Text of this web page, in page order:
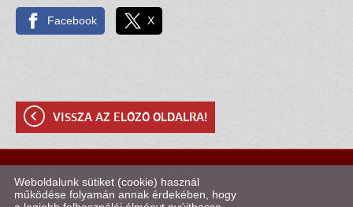
Facebook X
VISSZA AZ ELŐZŐ OLDALRA!
© 2026 - Kötélugró Klub Szombathely
Weboldalunk sütiket (cookie) használ
működése folyamán annak érdekében, hogy